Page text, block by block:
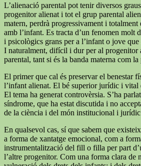
L’alienació parental pot tenir diversos
progenitor alienat i tot el grup parental
matern, perdrà progressivament i
amb l’infant. Es tracta d’un fenomen molt
i psicològics grans per a l’infant o jove
I naturalment, difícil i dur per al progenitor
parental, tant si és la banda materna com la
El primer que cal és preservar el benestar
l’infant alienat. El bé superior jurídic i vital
El tema ha generat controvèrsia. S’ha
síndrome, que ha estat discutida i no
de la ciència i del món institucional i jurídic
En qualsevol cas, sí que sabem que
a forma de xantatge emocional, com a
instrumentalització del fill o filla per part
l’altre progenitor. Com una forma clara de